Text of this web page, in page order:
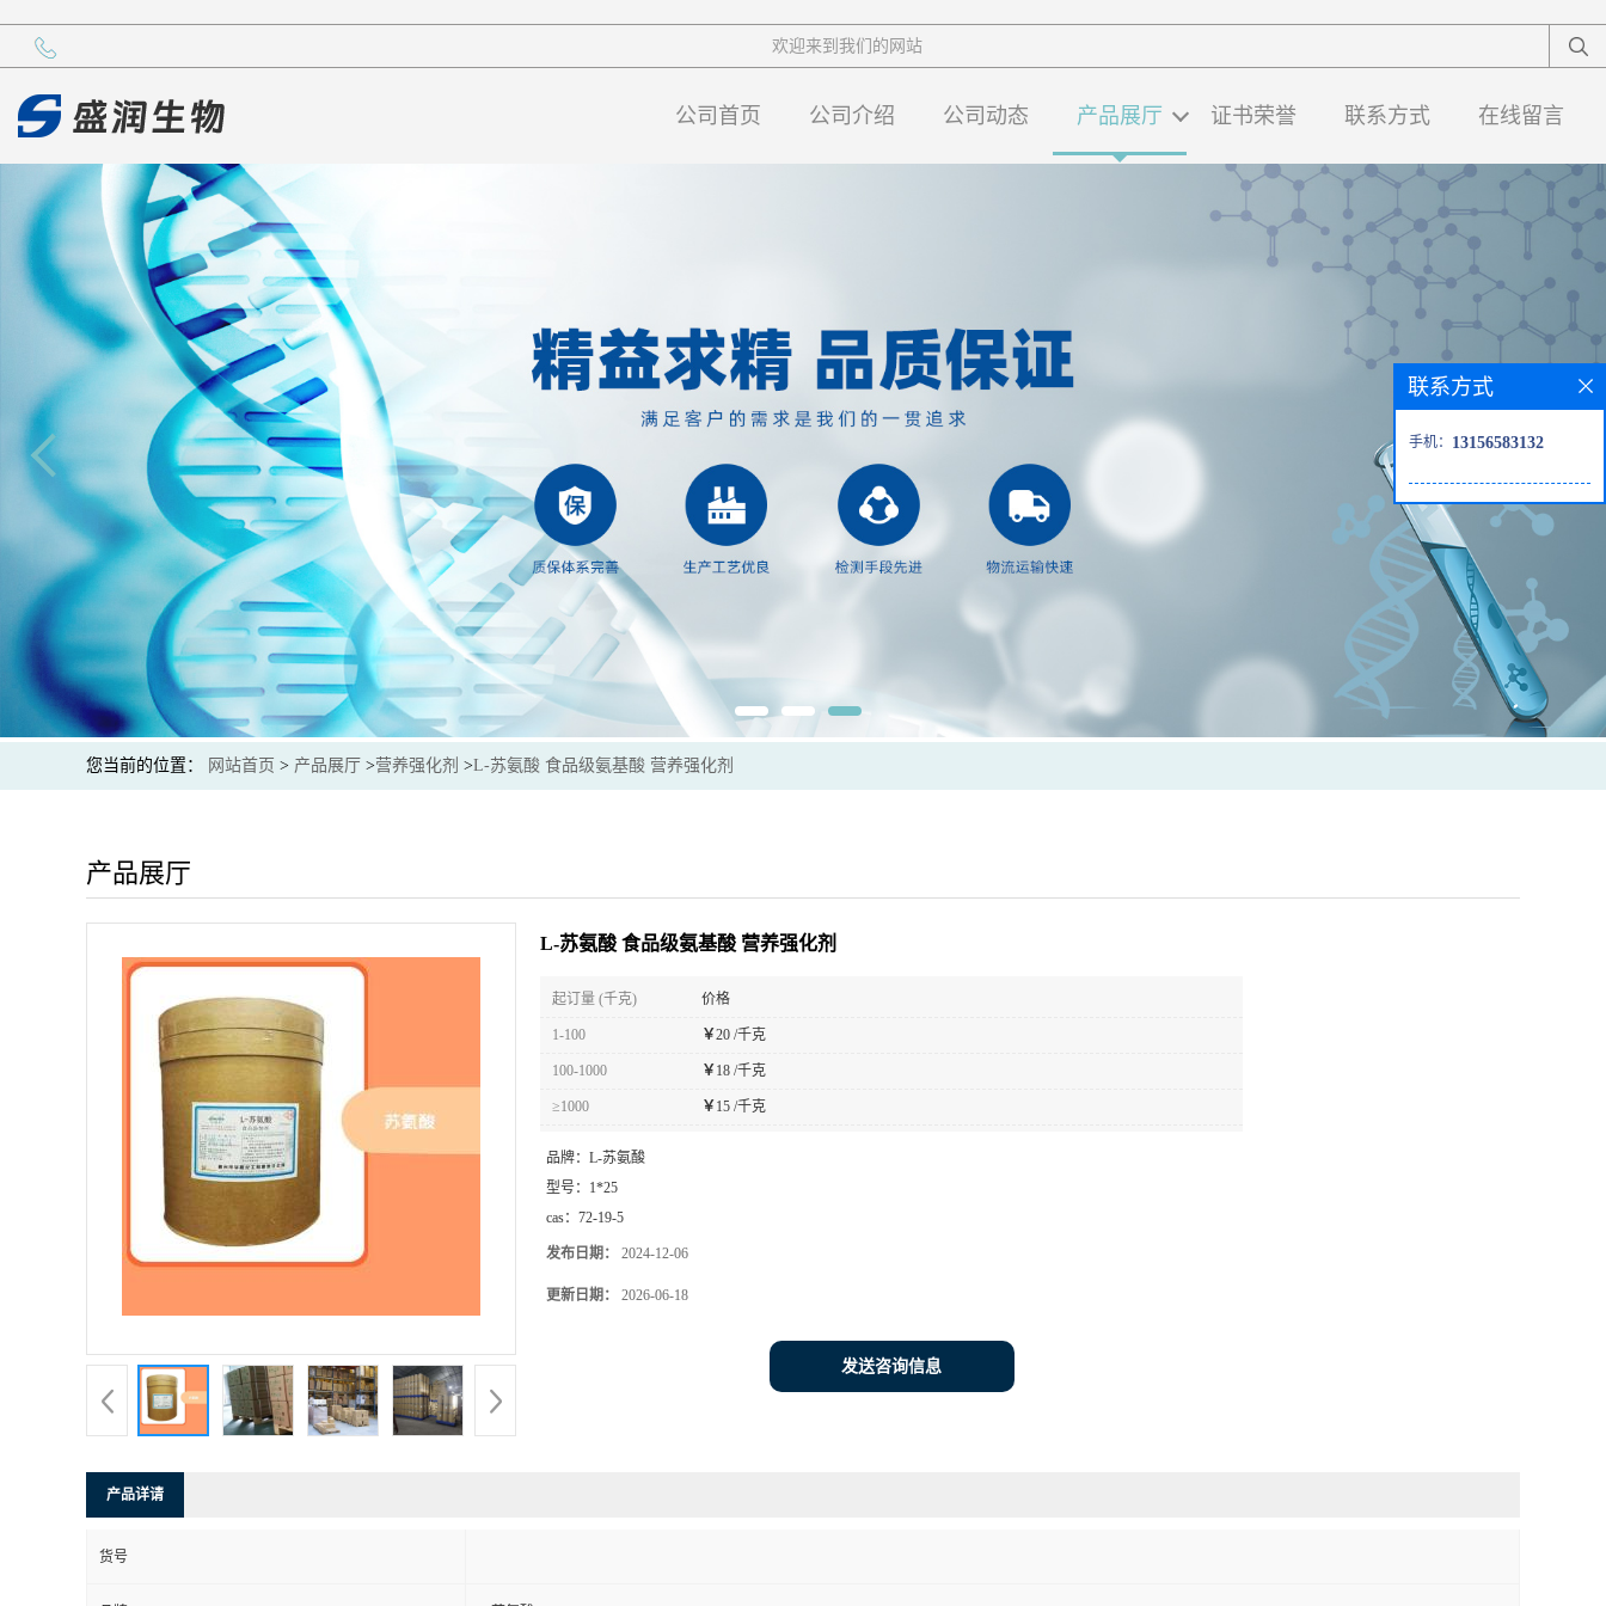
欢迎来到我们的网站
公司首页 公司介绍 公司动态 产品展厅 证书荣誉 联系方式 在线留言
您当前的位置： 网站首页 > 产品展厅 >营养强化剂 >L-苏氨酸 食品级氨基酸 营养强化剂
产品展厅
L-苏氨酸 食品级氨基酸 营养强化剂
起订量 (千克) 价格
1-100 ￥20 /千克
100-1000 ￥18 /千克
≥1000 ￥15 /千克
品牌： L-苏氨酸
型号： 1*25
cas： 72-19-5
发布日期： 2024-12-06
更新日期： 2026-06-18
发送咨询信息
产品详请
货号
联系方式
手机： 13156583132